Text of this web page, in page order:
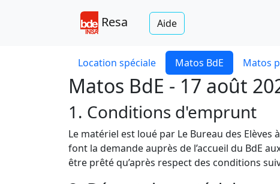
Resa Aide
Location spéciale Matos BdE Matos
Matos BdE - 17 août
1. Conditions d'emprunt
Le matériel est loué par Le Bureau des
font la demande auprès de l’accueil du BdE
être prêté qu’après respect des conditions